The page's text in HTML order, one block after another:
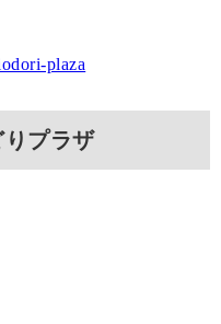
plaza
プラザ